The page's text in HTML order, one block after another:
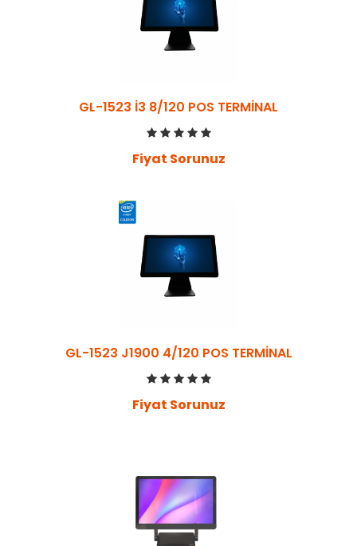
GL-1523 İ3 8/120 POS TERMİNAL
Fiyat Sorunuz
GL-1523 J1900 4/120 POS TERMİNAL
Fiyat Sorunuz